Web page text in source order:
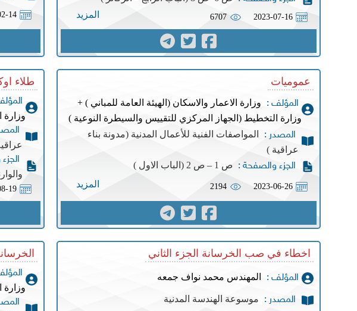
2023-07-16
6707 المزيد 14
عموميات
المؤلف :
وزارة الاعمار والاسكان (الهيئة العامة للمباني ) +
وزارة التخطيط (الجهاز المركزي للتقييس والسيطرة النوعية )
المصدر :
المواصفات الفنية للأعمال المدنية (مدونة بناء
عراقية )
الجزء والصفحة : ص 1 – ص 2 (الباب الاول )
2023-06-26
2194 المزيد
طلاء
وزارة
19
اخطاء في صب الخرسانة الجزء الثاني
المؤلف : المهندس محمد نواف جمعه
المصدر : موسوعة الهندسة المدنية
وزارة